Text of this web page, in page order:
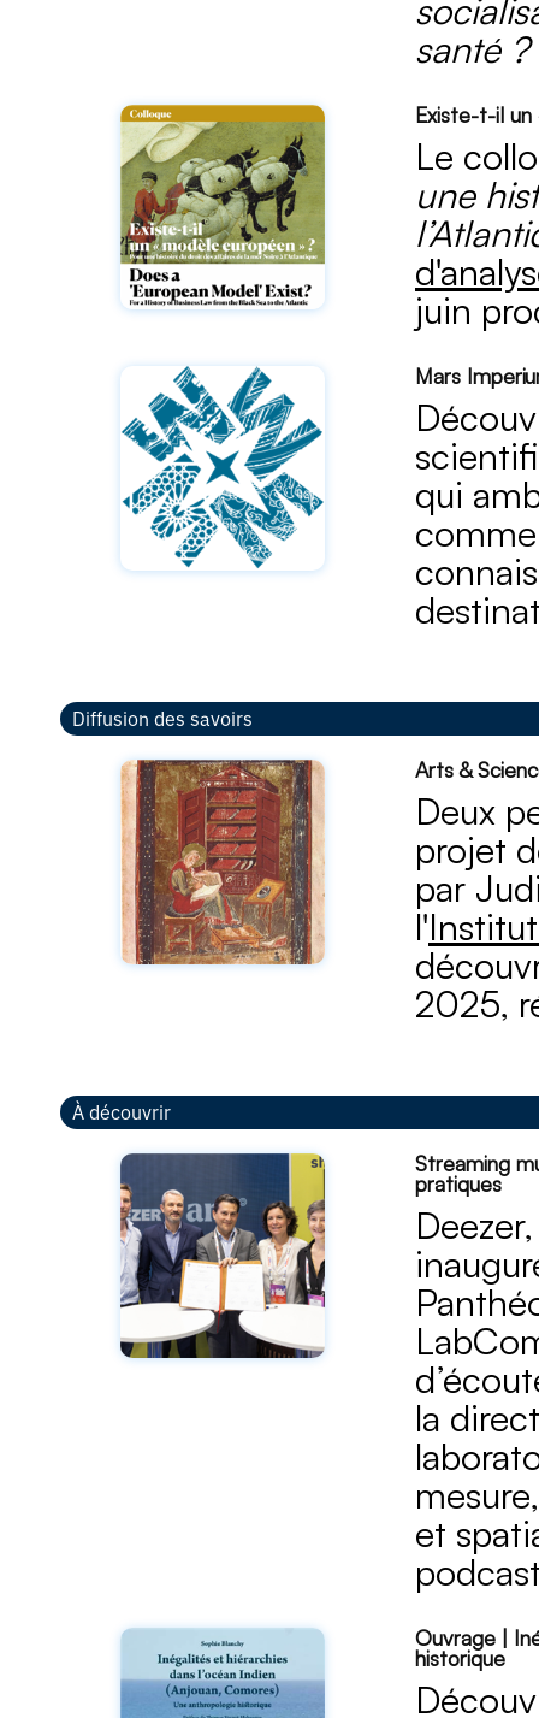
santé ?
Existe-t-il
Le
une
juin
Mars
qui
Diffusion des savoirs
Arts &
Deux
projet
par
l'
2025,
À découvrir
Streaming
pratiques
la
et
Ouvrage |
historique